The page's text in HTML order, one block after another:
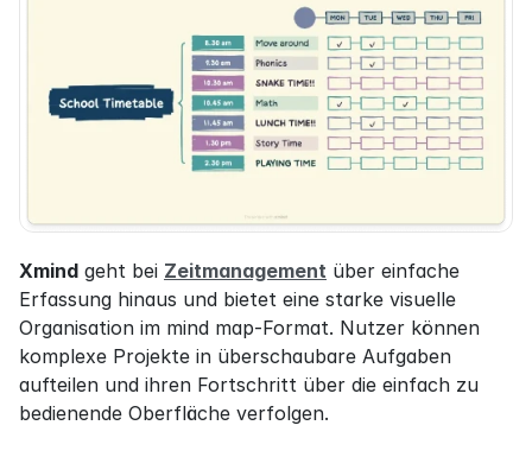
Xmind geht bei Zeitmanagement über einfache
Erfassung hinaus und bietet eine starke visuelle
Organisation im mind map-Format. Nutzer können
komplexe Projekte in überschaubare Aufgaben
aufteilen und ihren Fortschritt über die einfach zu
bedienende Oberfläche verfolgen.